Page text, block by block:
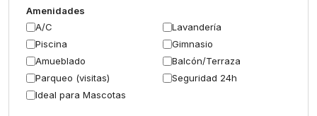
Amenidades
A/C
Lavandería
Piscina
Gimnasio
Amueblado
Balcón/Terraza
Parqueo (visitas)
Seguridad 24h
Ideal para Mascotas